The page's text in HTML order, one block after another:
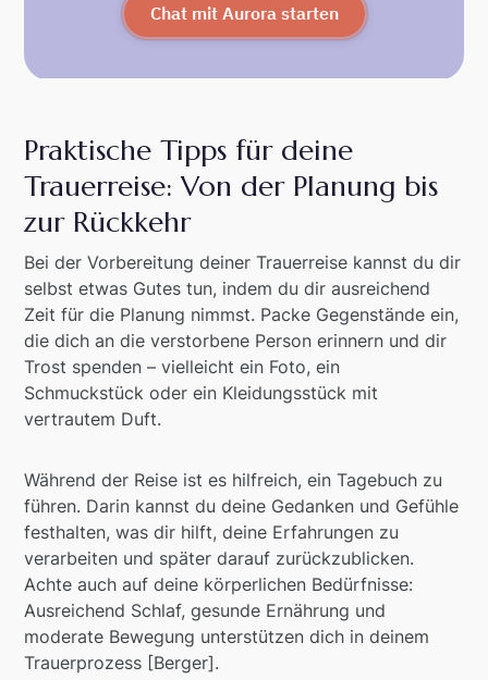
Chat mit Aurora starten
Praktische Tipps für deine
Trauerreise: Von der Planung bis
zur Rückkehr
Bei der Vorbereitung deiner Trauerreise kannst du dir
selbst etwas Gutes tun, indem du dir ausreichend
Zeit für die Planung nimmst. Packe Gegenstände ein,
die dich an die verstorbene Person erinnern und dir
Trost spenden – vielleicht ein Foto, ein
Schmuckstück oder ein Kleidungsstück mit
vertrautem Duft.
Während der Reise ist es hilfreich, ein Tagebuch zu
führen. Darin kannst du deine Gedanken und Gefühle
festhalten, was dir hilft, deine Erfahrungen zu
verarbeiten und später darauf zurückzublicken.
Achte auch auf deine körperlichen Bedürfnisse:
Ausreichend Schlaf, gesunde Ernährung und
moderate Bewegung unterstützen dich in deinem
Trauerprozess [Berger].